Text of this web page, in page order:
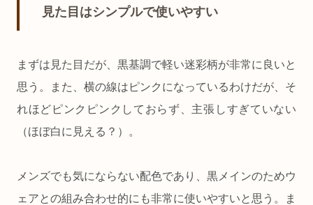
見た目はシンプルで使いやすい
まずは見た目だが、黒基調で軽い迷彩柄が非常に良いと
思う。また、横の線はピンクになっているわけだが、そ
れほどピンクピンクしておらず、主張しすぎていない
（ほぼ白に見える？）。
メンズでも気にならない配色であり、黒メインのためウ
ェアとの組み合わせ的にも非常に使いやすいと思う。ま